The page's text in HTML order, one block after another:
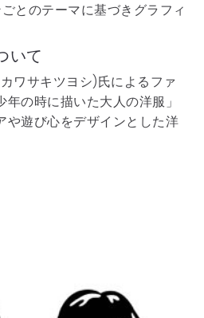
とのテーマに基づきグラフィ
いて
ワサキツヨシ)氏によるファ
の時に描いた大人の洋服」
や遊び心をデザインとした洋